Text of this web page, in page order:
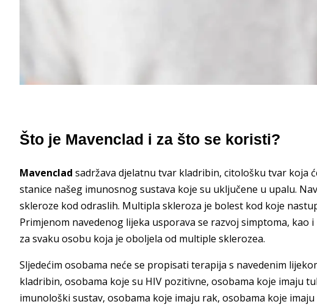
Što je Mavenclad i za što se koristi?
Mavenclad sadržava djelatnu tvar kladribin, citološku tvar koja
stanice našeg imunosnog sustava koje su uključene u upalu.
skleroze kod odraslih. Multipla skleroza je bolest kod koje
Primjenom navedenog lijeka usporava se razvoj simptoma, kao
za svaku osobu koja je oboljela od multiple sklerozea.
Sljedećim osobama neće se propisati terapija s navedenim
kladribin, osobama koje su HIV pozitivne, osobama koje imaju
imunološki sustav, osobama koje imaju rak, osobama koje